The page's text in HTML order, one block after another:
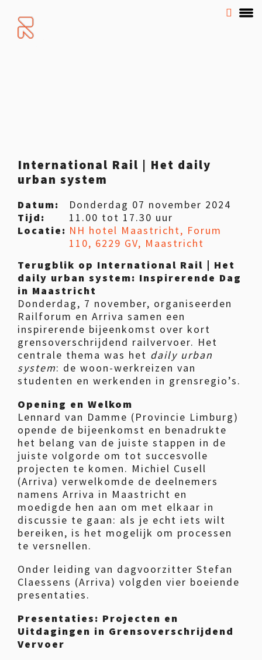
International Rail | Het daily
urban system
Datum:
Donderdag 07 november 2024
Tijd:
11.00 tot 17.30 uur
Locatie: NH hotel Maastricht, Forum
110, 6229 GV, Maastricht
Terugblik op International Rail | Het
daily urban system: Inspirerende Dag
in Maastricht
Donderdag, 7 november, organiseerden
Railforum en Arriva samen een
inspirerende bijeenkomst over kort
grensoverschrijdend railvervoer. Het
centrale thema was het daily urban
system: de woon-werkreizen van
studenten en werkenden in grensregio’s.
Opening en Welkom
Lennard van Damme (Provincie Limburg)
opende de bijeenkomst en benadrukte
het belang van de juiste stappen in de
juiste volgorde om tot succesvolle
projecten te komen. Michiel Cusell
(Arriva) verwelkomde de deelnemers
namens Arriva in Maastricht en
moedigde hen aan om met elkaar in
discussie te gaan: als je echt iets wilt
bereiken, is het mogelijk om processen
te versnellen.
Onder leiding van dagvoorzitter Stefan
Claessens (Arriva) volgden vier boeiende
presentaties.
Presentaties: Projecten en
Uitdagingen in Grensoverschrijdend
Vervoer